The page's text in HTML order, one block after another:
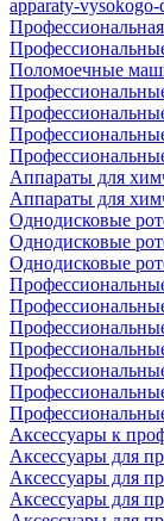
apparaty-vysokogo-
Поломоечные
Аппараты для
Аппараты для
Однодисковые
Однодисковые
Однодисковые
Аксессуары к
Аксессуары для
Аксессуары для
Аксессуары для